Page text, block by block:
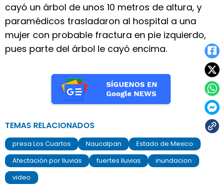
cayó un árbol de unos 10 metros de altura, y
paramédicos trasladaron al hospital a una
mujer con probable fractura en pie izquierdo,
pues parte del árbol le cayó encima.
TEMAS RELACIONADOS
presa Los Cuartos Naucalpan
Estado de Mexico
Afectación por lluvias
fuertes lluvias
inundacion
video